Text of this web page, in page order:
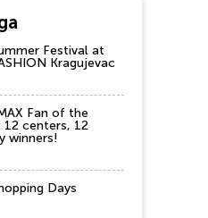
Festival at
Kragujevac
Fan of the
12 centers, 12
winners!
Days